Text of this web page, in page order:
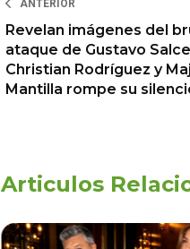
ANTERIOR
Revelan imágenes del
ataque de Gustavo
Christian Rodríguez y
Mantilla rompe su
Articulos